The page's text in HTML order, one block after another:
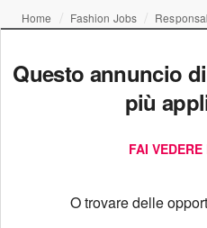
Home Fashion Jobs
Questo annuncio
più
FAI
O trovare delle